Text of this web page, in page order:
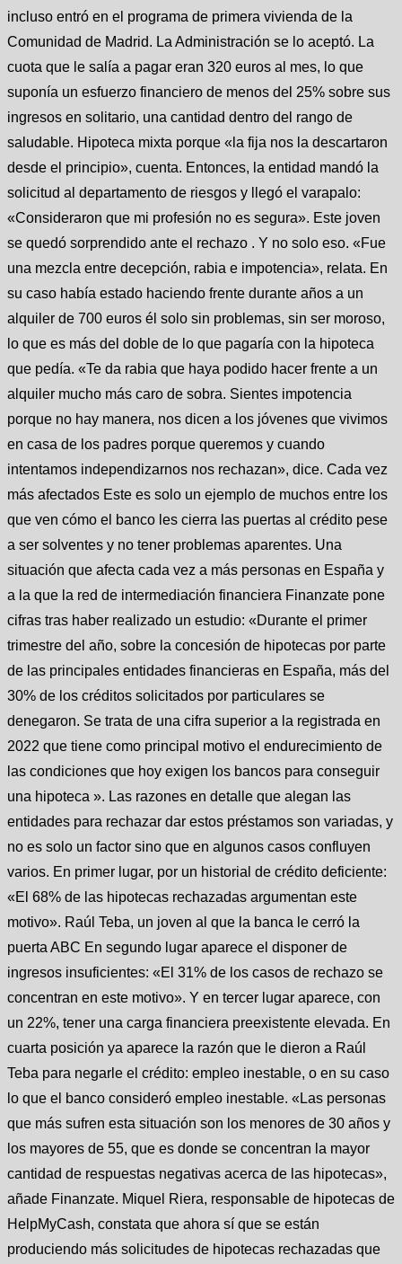
incluso entró en el programa de primera vivienda de la
Comunidad de Madrid. La Administración se lo aceptó. La
cuota que le salía a pagar eran 320 euros al mes, lo que
suponía un esfuerzo financiero de menos del 25% sobre sus
ingresos en solitario, una cantidad dentro del rango de
saludable. Hipoteca mixta porque «la fija nos la descartaron
desde el principio», cuenta. Entonces, la entidad mandó la
solicitud al departamento de riesgos y llegó el varapalo:
«Consideraron que mi profesión no es segura». Este joven
se quedó sorprendido ante el rechazo . Y no solo eso. «Fue
una mezcla entre decepción, rabia e impotencia», relata. En
su caso había estado haciendo frente durante años a un
alquiler de 700 euros él solo sin problemas, sin ser moroso,
lo que es más del doble de lo que pagaría con la hipoteca
que pedía. «Te da rabia que haya podido hacer frente a un
alquiler mucho más caro de sobra. Sientes impotencia
porque no hay manera, nos dicen a los jóvenes que vivimos
en casa de los padres porque queremos y cuando
intentamos independizarnos nos rechazan», dice. Cada vez
más afectados Este es solo un ejemplo de muchos entre los
que ven cómo el banco les cierra las puertas al crédito pese
a ser solventes y no tener problemas aparentes. Una
situación que afecta cada vez a más personas en España y
a la que la red de intermediación financiera Finanzate pone
cifras tras haber realizado un estudio: «Durante el primer
trimestre del año, sobre la concesión de hipotecas por parte
de las principales entidades financieras en España, más del
30% de los créditos solicitados por particulares se
denegaron. Se trata de una cifra superior a la registrada en
2022 que tiene como principal motivo el endurecimiento de
las condiciones que hoy exigen los bancos para conseguir
una hipoteca ». Las razones en detalle que alegan las
entidades para rechazar dar estos préstamos son variadas, y
no es solo un factor sino que en algunos casos confluyen
varios. En primer lugar, por un historial de crédito deficiente:
«El 68% de las hipotecas rechazadas argumentan este
motivo». Raúl Teba, un joven al que la banca le cerró la
puerta ABC En segundo lugar aparece el disponer de
ingresos insuficientes: «El 31% de los casos de rechazo se
concentran en este motivo». Y en tercer lugar aparece, con
un 22%, tener una carga financiera preexistente elevada. En
cuarta posición ya aparece la razón que le dieron a Raúl
Teba para negarle el crédito: empleo inestable, o en su caso
lo que el banco consideró empleo inestable. «Las personas
que más sufren esta situación son los menores de 30 años y
los mayores de 55, que es donde se concentran la mayor
cantidad de respuestas negativas acerca de las hipotecas»,
añade Finanzate. Miquel Riera, responsable de hipotecas de
HelpMyCash, constata que ahora sí que se están
produciendo más solicitudes de hipotecas rechazadas que